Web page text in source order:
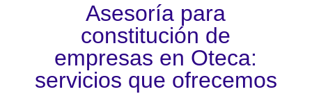
Asesoría para
constitución de
empresas en Oteca:
servicios que ofrecemos